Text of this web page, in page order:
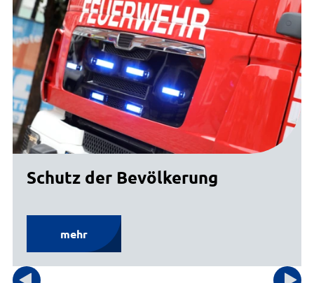
Schutz der Bevölkerung
mehr